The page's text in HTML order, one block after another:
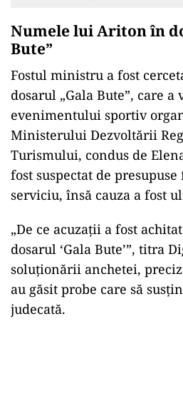
Numele lui Ariton în
Bute”
Fostul ministru a fost
dosarul „Gala Bute”, care
evenimentului sportiv
Ministerului Dezvoltării
Turismului, condus de
fost suspectat de
serviciu, însă cauza a fost
„De ce acuzaţii a fost
dosarul ‘Gala Bute’”, titra
soluționării anchetei,
au găsit probe care să
judecată.